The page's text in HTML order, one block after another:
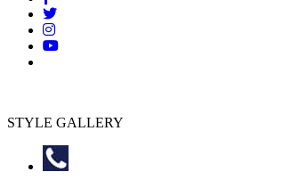
STYLE GALLERY